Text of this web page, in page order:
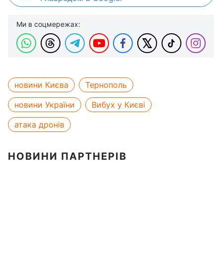
Ми в соцмережах:
новини Києва
Тернополь
новини України
Вибух у Києві
атака дронів
НОВИНИ ПАРТНЕРІВ